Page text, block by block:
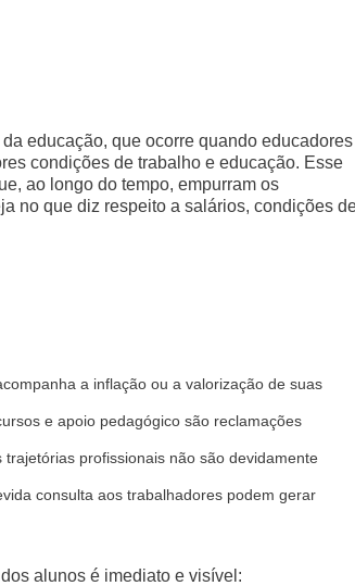
educação, que ocorre quando educadores
condições de trabalho e educação. Esse
ao longo do tempo, empurram os
no que diz respeito a salários, condições
a inflação ou a valorização de suas
e apoio pedagógico são reclamações
profissionais não são devidamente
consulta aos trabalhadores podem gerar
alunos é imediato e visível: